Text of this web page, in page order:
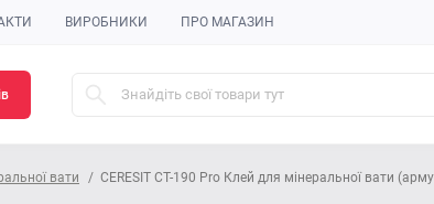
ВИРОБНИКИ ПРО МАГАЗИН
вати CERESIT CT-190 Pro Клей для мінеральної вати